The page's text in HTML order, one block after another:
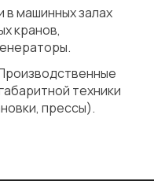
в машинных залах
кранов,
техники
прессы).